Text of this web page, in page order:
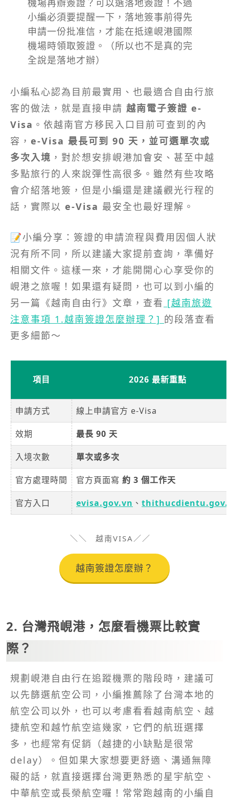
小編必須要提醒一下，落地簽事前得先
申請一份批准信，才能在抵達峴港國際
機場時領取簽證。（所以也不是真的完
全說是落地才辦）
小編私心認為目前最實用、也最適合自由行旅
客的做法，就是直接申請 越南電子簽證 e-
Visa 。依越南官方移民入口目前可查到的內
容， e-Visa 最長可到 90 天，並可選單次或
多次入境 ，對於想安排峴港加會安、甚至中越
多點旅行的人來說彈性高很多。雖然有些攻略
會介紹落地簽，但是小編還是建議觀光行程的
話，實際以 e-Visa 最安全也最好理解。
📝小編分享：簽證的申請流程與費用因個人狀
況有所不同，所以建議大家提前查詢，準備好
相關文件。這樣一來，才能開開心心享受你的
峴港之旅喔！如果還有疑問，也可以到小編的
另一篇《越南自由行》文章，查看 [越南旅遊
注意事項 1.越南簽證怎麼辦理？] 的段落查看
更多細節～
項目 2026 最新重點
申請方式 線上申請官方 e-Visa
效期 最長 90 天
入境次數 單次或多次
官方處理時間 官方頁面寫 約 3 個工作天
官方入口 evisa.gov.vn 、
越南VISA
越南簽證怎麼辦？
2. 台灣飛峴港，怎麼看機票比較實
際？
規劃峴港自由行在追蹤機票的階段時，建議可
以先篩選航空公司，小編推薦除了台灣本地的
航空公司以外，也可以考慮看看越南航空、越
捷航空和越竹航空這幾家，它們的航班選擇
多，也經常有促銷（越捷的小缺點是很常
delay）。但如果大家想要更舒適、溝通無障
礙的話，就直接選擇台灣更熟悉的星宇航空、
中華航空或長榮航空囉！常常跑越南的小編自